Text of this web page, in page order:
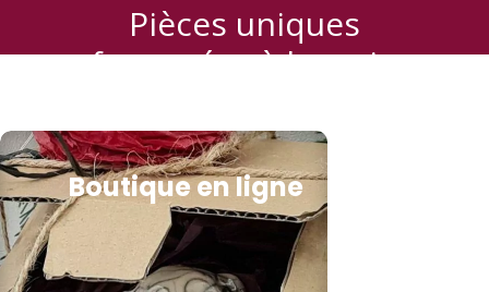
Pièces uniques
façonnées à la main
Boutique en ligne